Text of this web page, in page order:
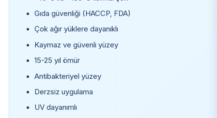
Gıda güvenliği (HACCP, FDA)
Çok ağır yüklere dayanıklı
Kaymaz ve güvenli yüzey
15-25 yıl ömür
Antibakteriyel yüzey
Derzsiz uygulama
UV dayanımlı